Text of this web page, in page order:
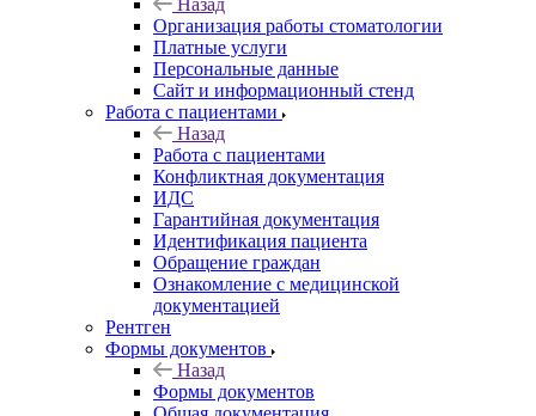
Назад
Организация работы стоматологии
Платные услуги
Персональные данные
Сайт и информационный стенд
Работа с пациентами
Назад
Работа с пациентами
Конфликтная документация
ИДС
Гарантийная документация
Идентификация пациента
Обращение граждан
Ознакомление с медицинской
документацией
Рентген
Формы документов
Назад
Формы документов